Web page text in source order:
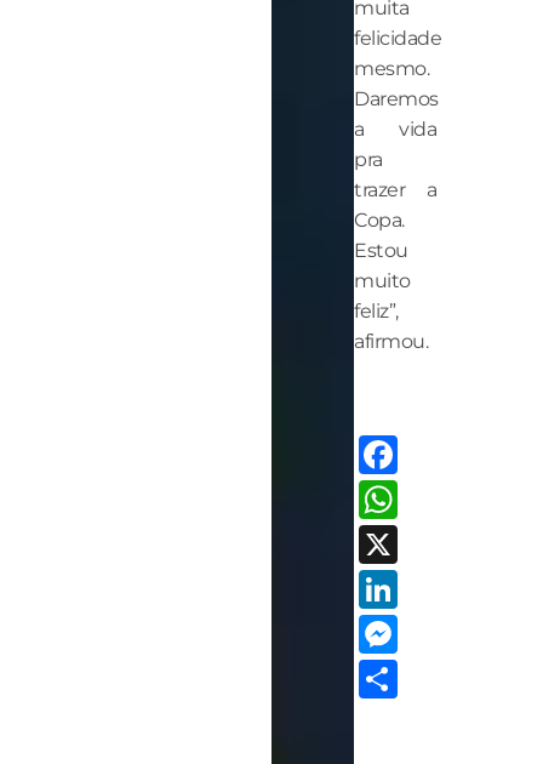
muita
felicidade
mesmo.
Daremos
a vida
pra
trazer a
Copa.
Estou
muito
feliz”,
afirmou.